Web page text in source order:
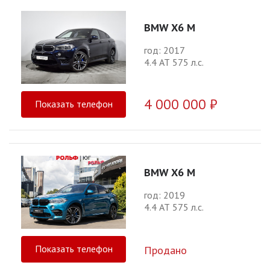
BMW X6 M
год: 2017
4.4 АТ 575 л.с.
Показать телефон 4 000 000 ₽
BMW X6 M
год: 2019
4.4 АТ 575 л.с.
Показать телефон Продано